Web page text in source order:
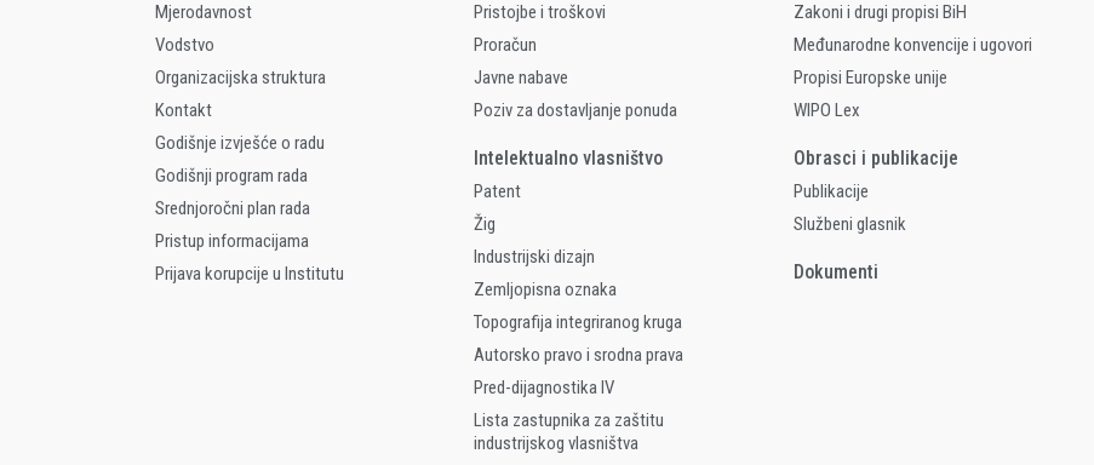
Mjerodavnost
Vodstvo
Organizacijska struktura
Kontakt
Godišnje izvješće o radu
Godišnji program rada
Srednjoročni plan rada
Pristup informacijama
Prijava korupcije u Institutu
Pristojbe i troškovi
Proračun
Javne nabave
Poziv za dostavljanje ponuda
Intelektualno vlasništvo
Patent
Žig
Industrijski dizajn
Zemljopisna oznaka
Topografija integriranog kruga
Autorsko pravo i srodna prava
Pred-dijagnostika IV
Lista zastupnika za zaštitu
industrijskog vlasništva
Zakoni i drugi propisi BiH
Međunarodne konvencije i ugovori
Propisi Europske unije
WIPO Lex
Obrasci i publikacije
Publikacije
Službeni glasnik
Dokumenti